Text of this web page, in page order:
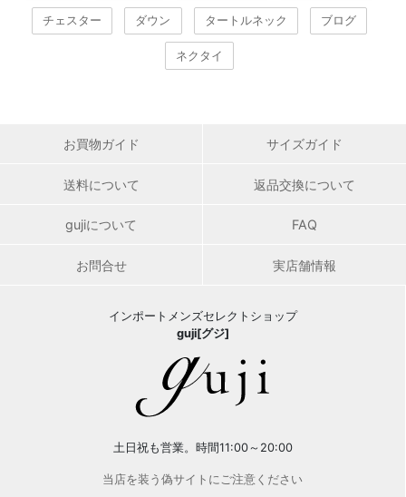
チェスター ダウン タートルネック ブログ
ネクタイ
お買物ガイド サイズガイド
送料について 返品交換について
gujiについて FAQ
お問合せ 実店舗情報
インポートメンズセレクトショップ
guji[グジ]
土日祝も営業。時間11:00～20:00
当店を装う偽サイトにご注意ください